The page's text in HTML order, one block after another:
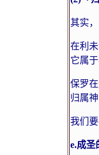
其实
在利
它属
保罗
归属
我们
e.成圣